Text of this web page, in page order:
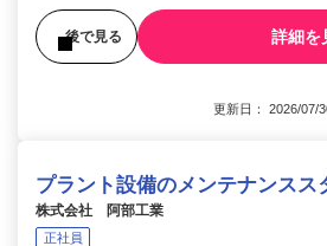
後で見る 詳細を
更新日： 2026/
プラント設備のメンテナンスス
株式会社 阿部工業
正社員